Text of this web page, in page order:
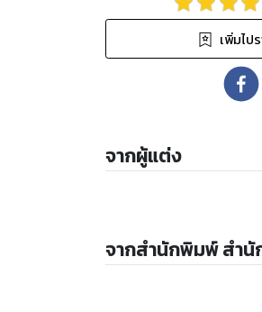
เพิ่มไป
จากผู้แต่ง
จากสำนักพิมพ์ สำ